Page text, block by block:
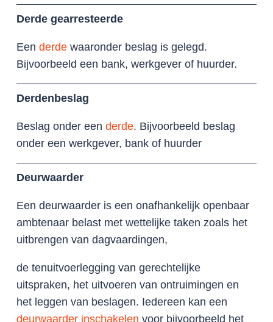
Derde gearresteerde
Een derde waaronder beslag is gelegd.
Bijvoorbeeld een bank, werkgever of huurder.
Derdenbeslag
Beslag onder een derde. Bijvoorbeeld beslag
onder een werkgever, bank of huurder
Deurwaarder
Een deurwaarder is een onafhankelijk openbaar
ambtenaar belast met wettelijke taken zoals het
uitbrengen van dagvaardingen,
de tenuitvoerlegging van gerechtelijke
uitspraken, het uitvoeren van ontruimingen en
het leggen van beslagen. Iedereen kan een
deurwaarder inschakelen voor bijvoorbeeld het